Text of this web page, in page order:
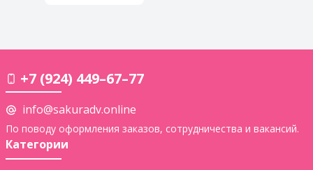
+7 (924) 449–67–77
info@sakuradv.online
По поводу оформления заказов, сотрудничества и вакансий.
Категории